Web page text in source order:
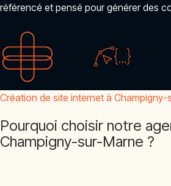
référencé et pensé pour générer des
Création de site internet à Champigny-
Pourquoi choisir notre
Champigny-sur-Marne ?